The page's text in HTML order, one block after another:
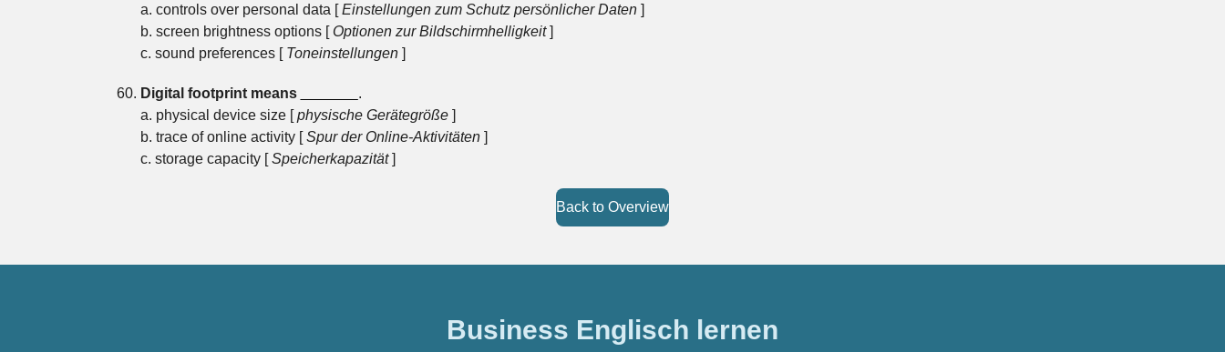
a. controls over personal data [Einstellungen zum Schutz persönlicher Daten]
b. screen brightness options [ Optionen zur Bildschirmhelligkeit]
c. sound preferences [ Toneinstellungen]
Digital footprint means
.
a. physical device size [physische Gerätegröße]
b. trace of online activity [Spur der Online-Aktivitäten]
c. storage capacity [Speicherkapazität]
Back to Overview
Business Englisch lernen